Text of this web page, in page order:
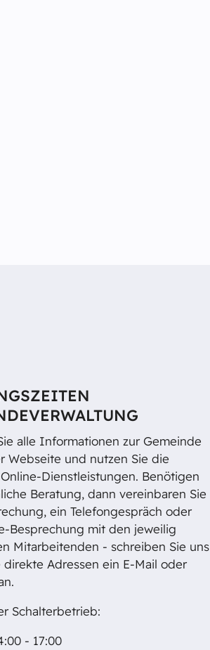
alle Informationen zur Gemeinde
Webseite und nutzen Sie die
Dienstleistungen. Benötigen
Beratung, dann vereinbaren Sie
ein Telefongespräch oder
Besprechung mit den jeweilig
Mitarbeitenden - schreiben Sie uns
direkte Adressen ein E-Mail oder
an.
Schalterbetrieb:
- 17:00